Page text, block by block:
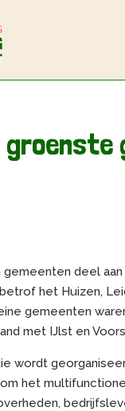
gemeenten deel
het Huizen,
gemeenten
met IJlst en
wordt
het